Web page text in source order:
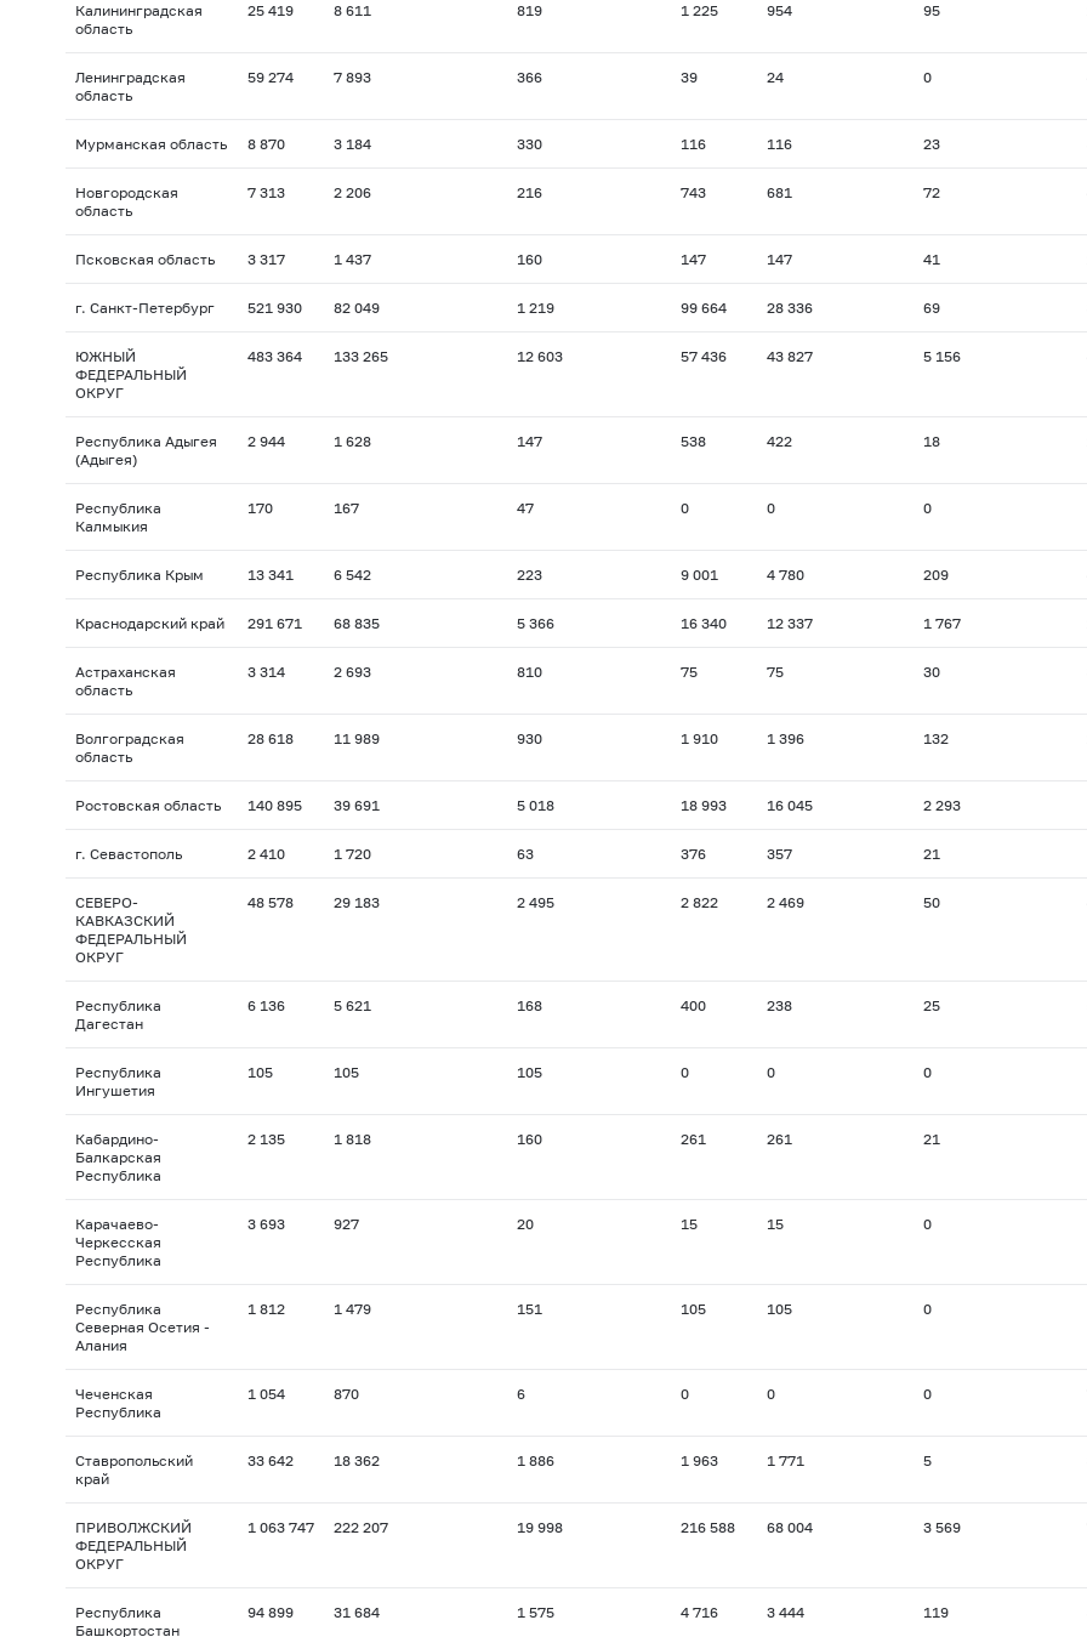
Калининградская
область
25 419 8 611 819 1 225 954 95
Ленинградская
область
59 274 7 893 366 39 24 0
Мурманская область 8 870 3 184 330 116 116 23
Новгородская
область
7 313 2 206 216 743 681 72
Псковская область 3 317 1 437 160 147 147 41
г. Санкт-Петербург 521 930 82 049 1 219 99 664 28 336 69
ЮЖНЫЙ
ФЕДЕРАЛЬНЫЙ
ОКРУГ
483 364 133 265 12 603 57 436 43 827 5 156
Республика Адыгея
(Адыгея)
2 944 1 628 147 538 422 18
Республика
Калмыкия
170 167 47 0 0 0
Республика Крым 13 341 6 542 223 9 001 4 780 209
Краснодарский край 291 671 68 835 5 366 16 340 12 337 1 767
Астраханская
область
3 314 2 693 810 75 75 30
Волгоградская
область
28 618 11 989 930 1 910 1 396 132
Ростовская область 140 895 39 691 5 018 18 993 16 045 2 293
г. Севастополь 2 410 1 720 63 376 357 21
СЕВЕРО-
КАВКАЗСКИЙ
ФЕДЕРАЛЬНЫЙ
ОКРУГ
48 578 29 183 2 495 2 822 2 469 50
Республика
Дагестан
6 136 5 621 168 400 238 25
Республика
Ингушетия
105 105 105 0 0 0
Кабардино-
Балкарская
Республика
2 135 1 818 160 261 261 21
Карачаево-
Черкесская
Республика
3 693 927 20 15 15 0
Республика
Северная Осетия -
Алания
1 812 1 479 151 105 105 0
Чеченская
Республика
1 054 870 6 0 0 0
Ставропольский
край
33 642 18 362 1 886 1 963 1 771 5
ПРИВОЛЖСКИЙ
ФЕДЕРАЛЬНЫЙ
ОКРУГ
1 063 747 222 207 19 998 216 588 68 004 3 569
Республика
Башкортостан
94 899 31 684 1 575 4 716 3 444 119